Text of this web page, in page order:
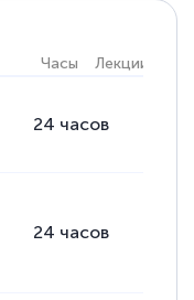
Часы Лекции
24 часов
24 часов